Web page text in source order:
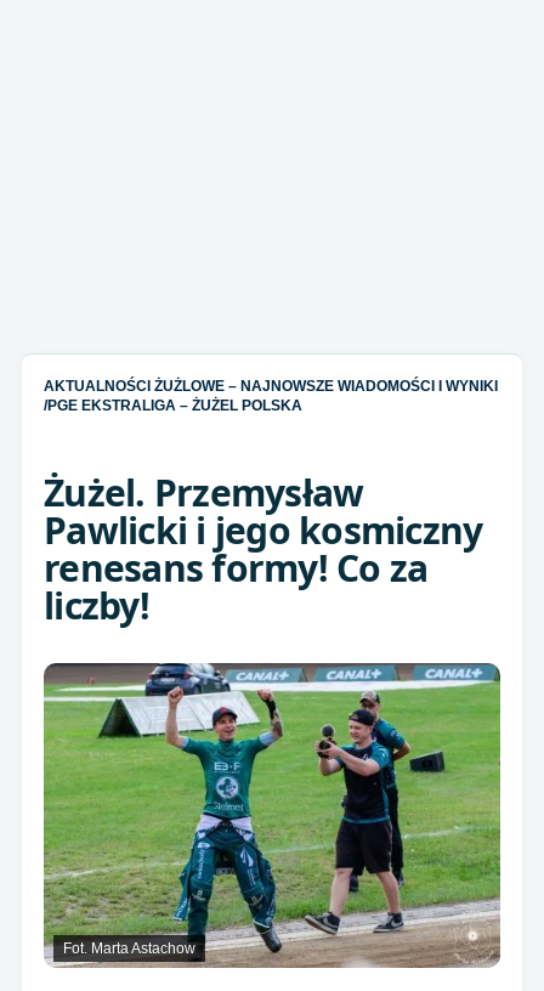
AKTUALNOŚCI ŻUŻLOWE – NAJNOWSZE WIADOMOŚCI I WYNIKI
/PGE EKSTRALIGA – ŻUŻEL POLSKA
Żużel. Przemysław
Pawlicki i jego kosmiczny
renesans formy! Co za
liczby!
Fot. Marta Astachow